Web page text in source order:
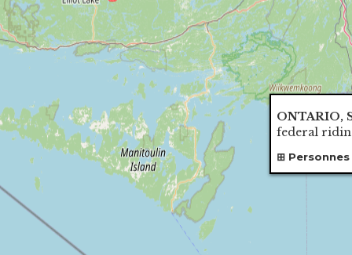
ONTARIO,
federal
Personnes